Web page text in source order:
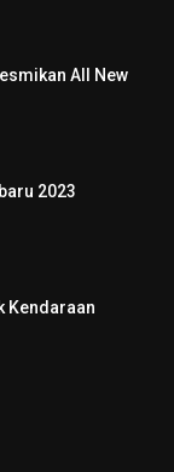
All New
2023
Kendaraan